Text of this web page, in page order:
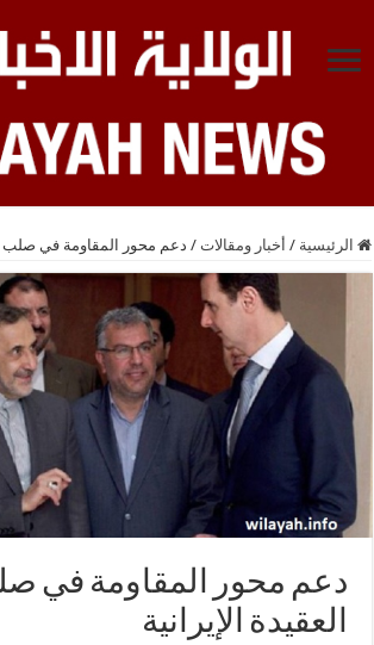
الرئيسية / أخبار ومقالات / دعم محور المقاومة في صلب
دعم محور المقاومة في
العقيدة الإيرانية